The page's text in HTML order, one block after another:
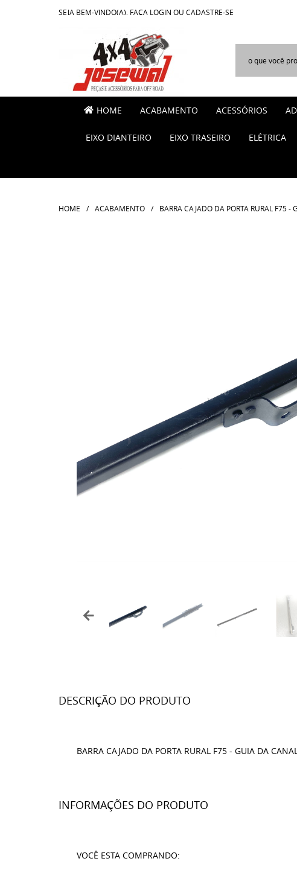
SEJA BEM-VINDO(A), FAÇA LOGIN OU CADASTRE-SE
HOME ACABAMENTO ACESSÓRIOS
EIXO DIANTEIRO EIXO TRASEIRO ELÉTRICA
HOME ACABAMENTO BARRA CAJADO DA PORTA RURAL F75 -
DESCRIÇÃO DO PRODUTO
BARRA CAJADO DA PORTA RURAL F75 - GUIA DA
INFORMAÇÕES DO PRODUTO
VOCÊ ESTA COMPRANDO: